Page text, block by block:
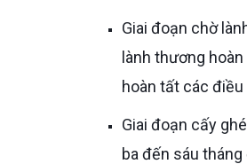
Giai đoạn chờ lành thương: sau khi nhổ răng khôn, vùng xương hàm cần khoảng bốn đến tám tuần để
lành thương
hoàn tất các
Giai đoạn cấy ghép Implant: đặt trụ Implant vào các vị trí mất răng đã được lên kế hoạch, sau đó chờ
ba đến sáu